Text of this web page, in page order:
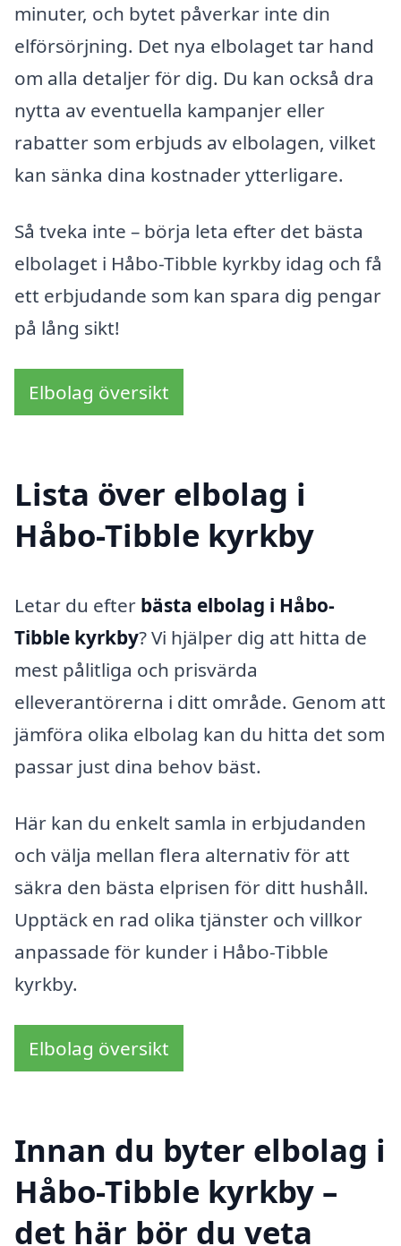
minuter, och bytet påverkar inte din
elförsörjning. Det nya elbolaget tar hand
om alla detaljer för dig. Du kan också dra
nytta av eventuella kampanjer eller
rabatter som erbjuds av elbolagen, vilket
kan sänka dina kostnader ytterligare.
Så tveka inte – börja leta efter det bästa
elbolaget i Håbo-Tibble kyrkby idag och få
ett erbjudande som kan spara dig pengar
på lång sikt!
Elbolag översikt
Lista över elbolag i
Håbo-Tibble kyrkby
Letar du efter bästa elbolag i Håbo-
Tibble kyrkby? Vi hjälper dig att hitta de
mest pålitliga och prisvärda
elleverantörerna i ditt område. Genom att
jämföra olika elbolag kan du hitta det som
passar just dina behov bäst.
Här kan du enkelt samla in erbjudanden
och välja mellan flera alternativ för att
säkra den bästa elprisen för ditt hushåll.
Upptäck en rad olika tjänster och villkor
anpassade för kunder i Håbo-Tibble
kyrkby.
Elbolag översikt
Innan du byter elbolag i
Håbo-Tibble kyrkby –
det här bör du veta